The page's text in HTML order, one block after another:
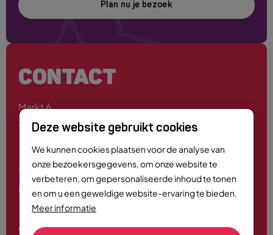
Deze website gebruikt cookies
We kunnen cookies plaatsen voor de analyse van
onze bezoekersgegevens, om onze website te
verbeteren, om gepersonaliseerde inhoud te tonen
en om u een geweldige website-ervaring te bieden.
Meer informatie
Plan nu je bezoek
CONTACT
Markt 6
4701 PE Roosendaal
0165 - 55 44 00
info@roosendaalcitymarketing.nl
Volg ons